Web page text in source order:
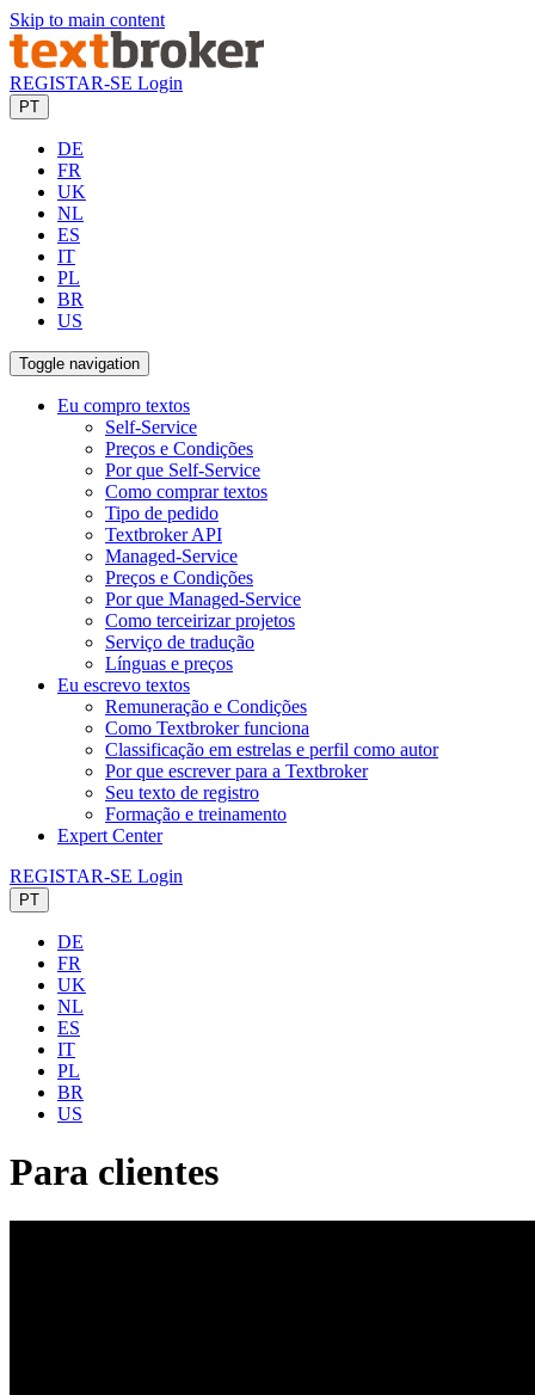
Skip to main content
REGISTAR-SE Login
PT
DE
FR
UK
NL
ES
IT
PL
BR
US
Toggle navigation
Eu compro textos
Self-Service
Preços e Condições
Por que Self-Service
Como comprar textos
Tipo de pedido
Textbroker API
Managed-Service
Preços e Condições
Por que Managed-Service
Como terceirizar projetos
Serviço de tradução
Línguas e preços
Eu escrevo textos
Remuneração e Condições
Como Textbroker funciona
Classificação em estrelas e perfil como autor
Por que escrever para a Textbroker
Seu texto de registro
Formação e treinamento
Expert Center
REGISTAR-SE Login
PT
DE
FR
UK
NL
ES
IT
PL
BR
US
Para clientes